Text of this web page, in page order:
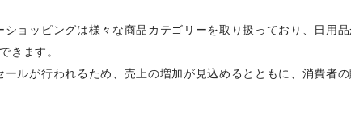
ショッピングは様々な商品カテゴリーを取り扱っており、日用
きます。
ルが行われるため、売上の増加が見込めるとともに、消費者